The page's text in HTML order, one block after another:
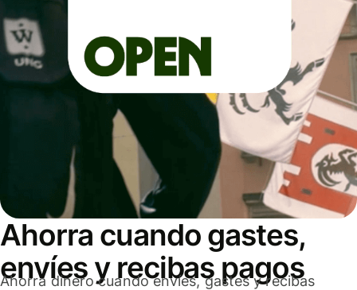
Ahorra cuando gastes,
envíes y recibas pagos
Ahorra dinero cuando envíes, gastes y recibas